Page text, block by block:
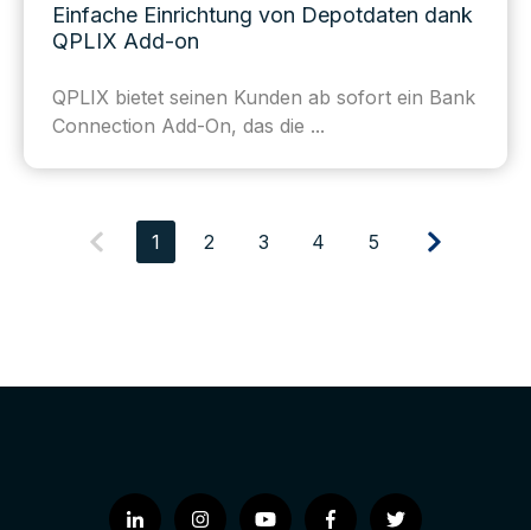
Einfache Einrichtung von Depotdaten dank
QPLIX Add-on
QPLIX bietet seinen Kunden ab sofort ein Bank
Connection Add-On, das die ...
1 2 3 4 5